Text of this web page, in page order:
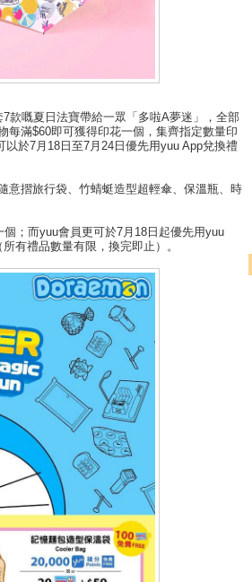
款嘅夏日法寶帶給一眾「多啦A夢迷」，全部
每滿$60即可獲得印花一個，集齊指定數量印
於7月18日至7月24日優先用yuu App兌換禮
意摺旅行袋、竹蜻蜓造型超輕傘、保溫瓶、時
；而yuu會員更可於7月18日起優先用yuu
有禮品數量有限，換完即止）。